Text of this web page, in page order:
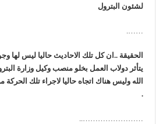
لشئون البترول
…….
الحقيقة ..ان كل تلك الاحاديث حاليا ليس لها
يتأثر دولاب العمل بخلو منصب وكيل وزارة
الله وليس هناك اتجاه حاليا لاجراء تلك الحركة
.
……………………..